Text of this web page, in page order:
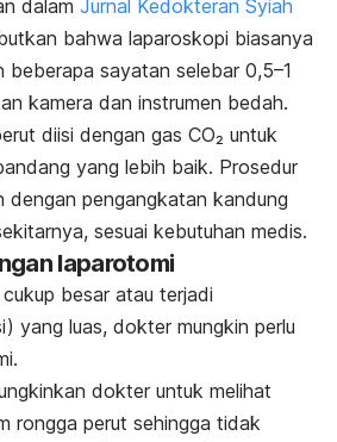
dalam Jurnal Kedokteran Syiah
bahwa laparoskopi biasanya
beberapa sayatan selebar 0,5–1
kamera dan instrumen bedah.
diisi dengan gas CO₂ untuk
yang lebih baik. Prosedur
dengan pengangkatan kandung
sesuai kebutuhan medis.
laparotomi
besar atau terjadi
yang luas, dokter mungkin perlu
dokter untuk melihat
rongga perut sehingga tidak